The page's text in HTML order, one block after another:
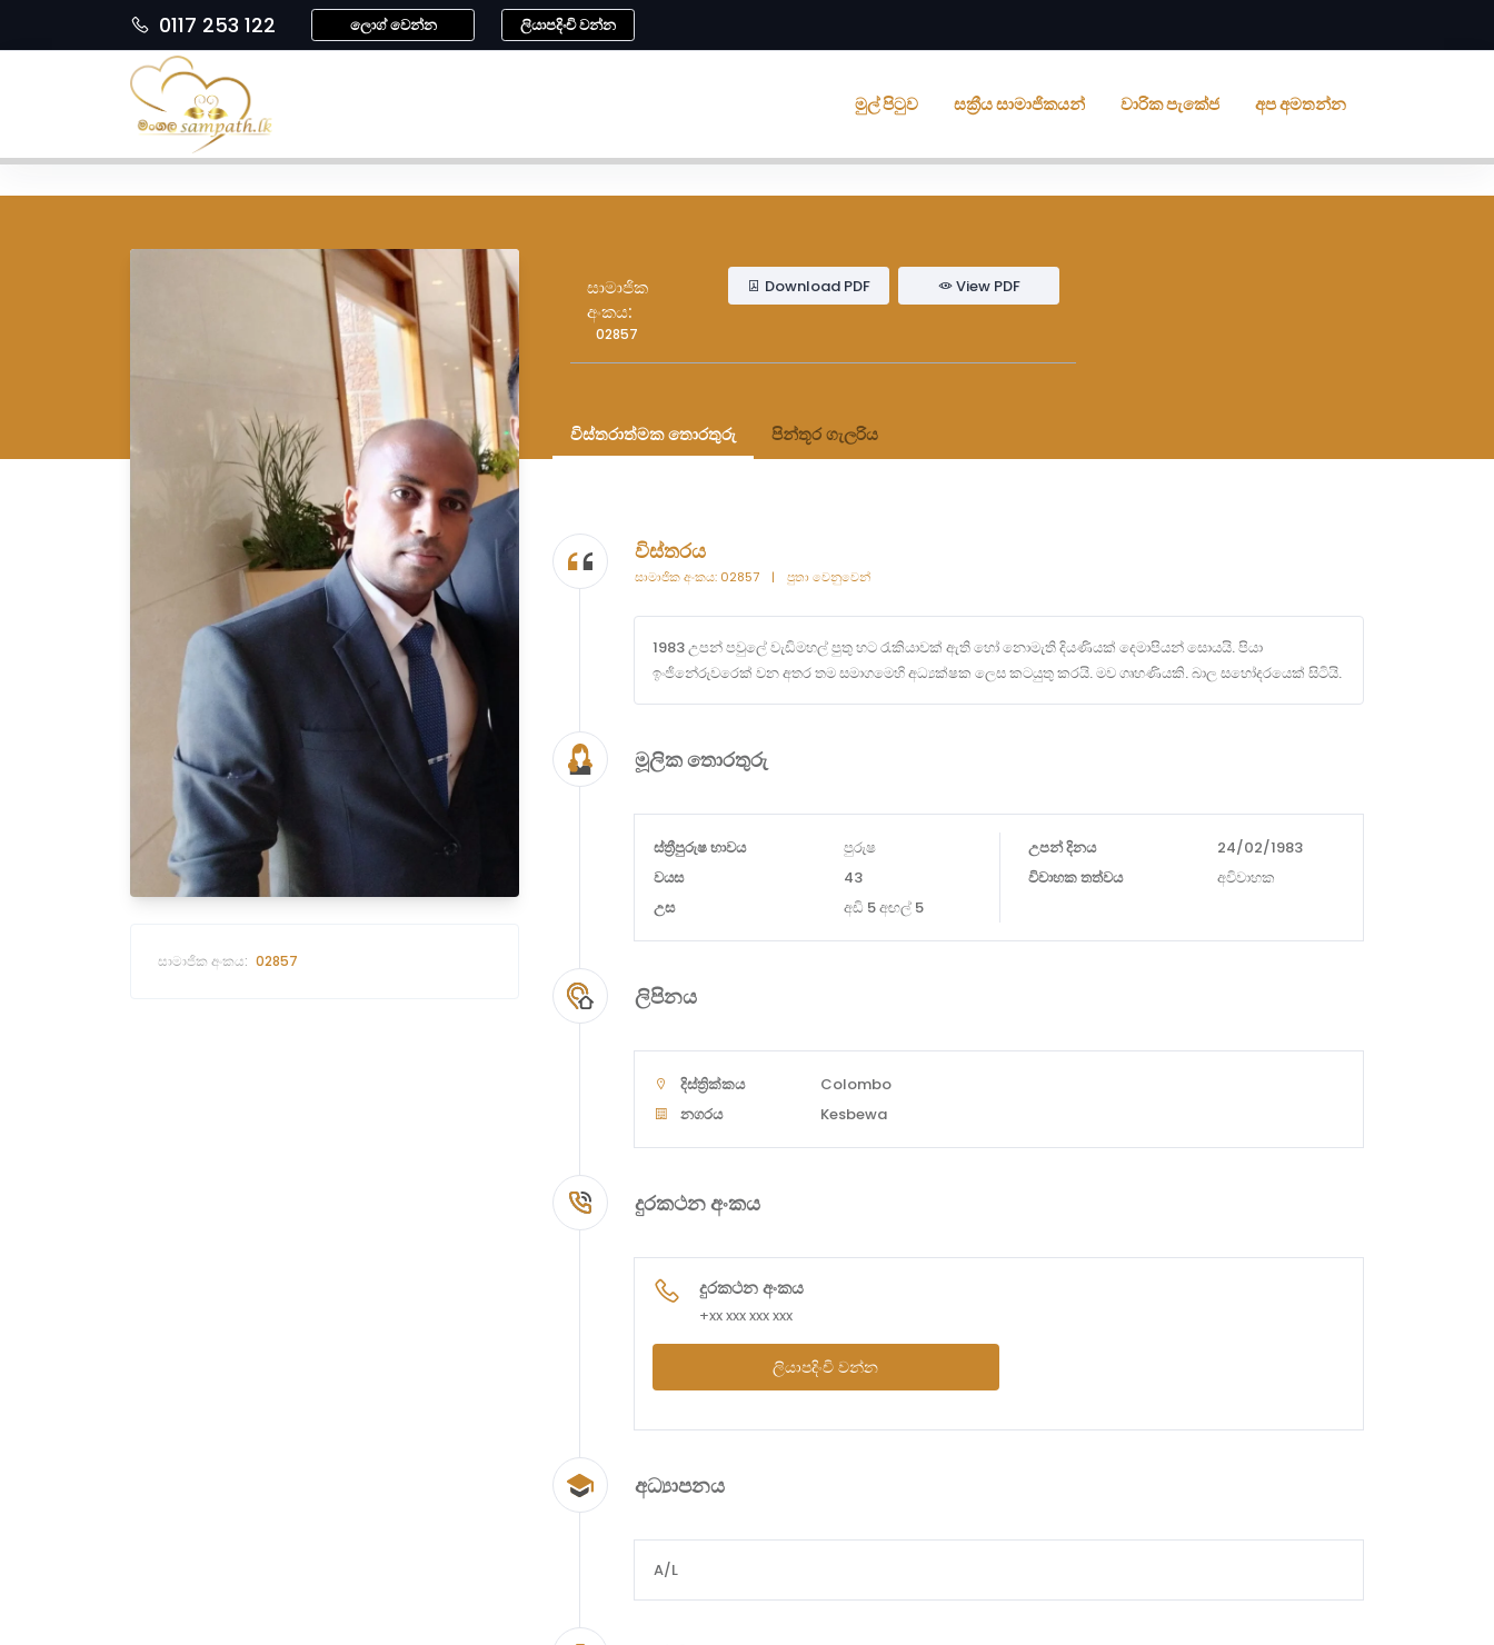
0117 253 122 ලොග් වෙන්න ලියාපදිංචි වන්න
මුල් පිටුව සක්‍රීය සාමාජිකයන් වාරික පැකේජ අප අමතන්න
සාමාජික
අංකය:
02857
View PDF
Download PDF
විස්තරාත්මක තොරතුරු පින්තූර ගැලරිය
සාමාජික අංකය: 02857
විස්තරය
සාමාජික අංකය: 02857 | පුතා වෙනුවෙන්
1983 උපන් පවුලේ වැඩිමහල් පුතු හට රැකියාවක් ඇති හෝ නොමැති දියණියක් දෙමාපියන් සොයයි. පියා
ඉංජිනේරුවරෙක් වන අතර තම සමාගමෙහි අධ්‍යක්ෂක ලෙස කටයුතු කරයි. මව ගෘහණියකි. බාල සහෝදරයෙක් සිටියි.
මූලික තොරතුරු
ස්ත්‍රීපුරුෂ භාවය
පුරුෂ
වයස
43
උස
අඩි 5 අඟල් 5
උපන් දිනය
24/02/1983
විවාහක තත්වය
අවිවාහක
ලිපිනය
දිස්ත්‍රික්කය
Colombo
නගරය
Kesbewa
දුරකථන අංකය
දුරකථන අංකය
+xx xxx xxx xxx
ලියාපදිංචි වන්න
අධ්‍යාපනය
A/L